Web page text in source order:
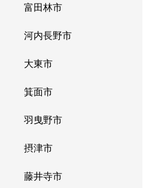
富田林市
河内長野市
大東市
箕面市
羽曳野市
摂津市
藤井寺市